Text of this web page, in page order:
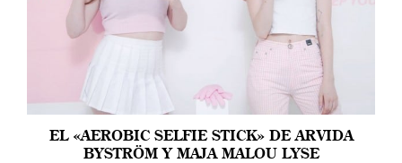
EL «AEROBIC SELFIE STICK» DE ARVIDA
BYSTRÖM Y MAJA MALOU LYSE